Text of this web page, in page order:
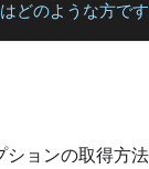
どのような方で
ションの取得方法